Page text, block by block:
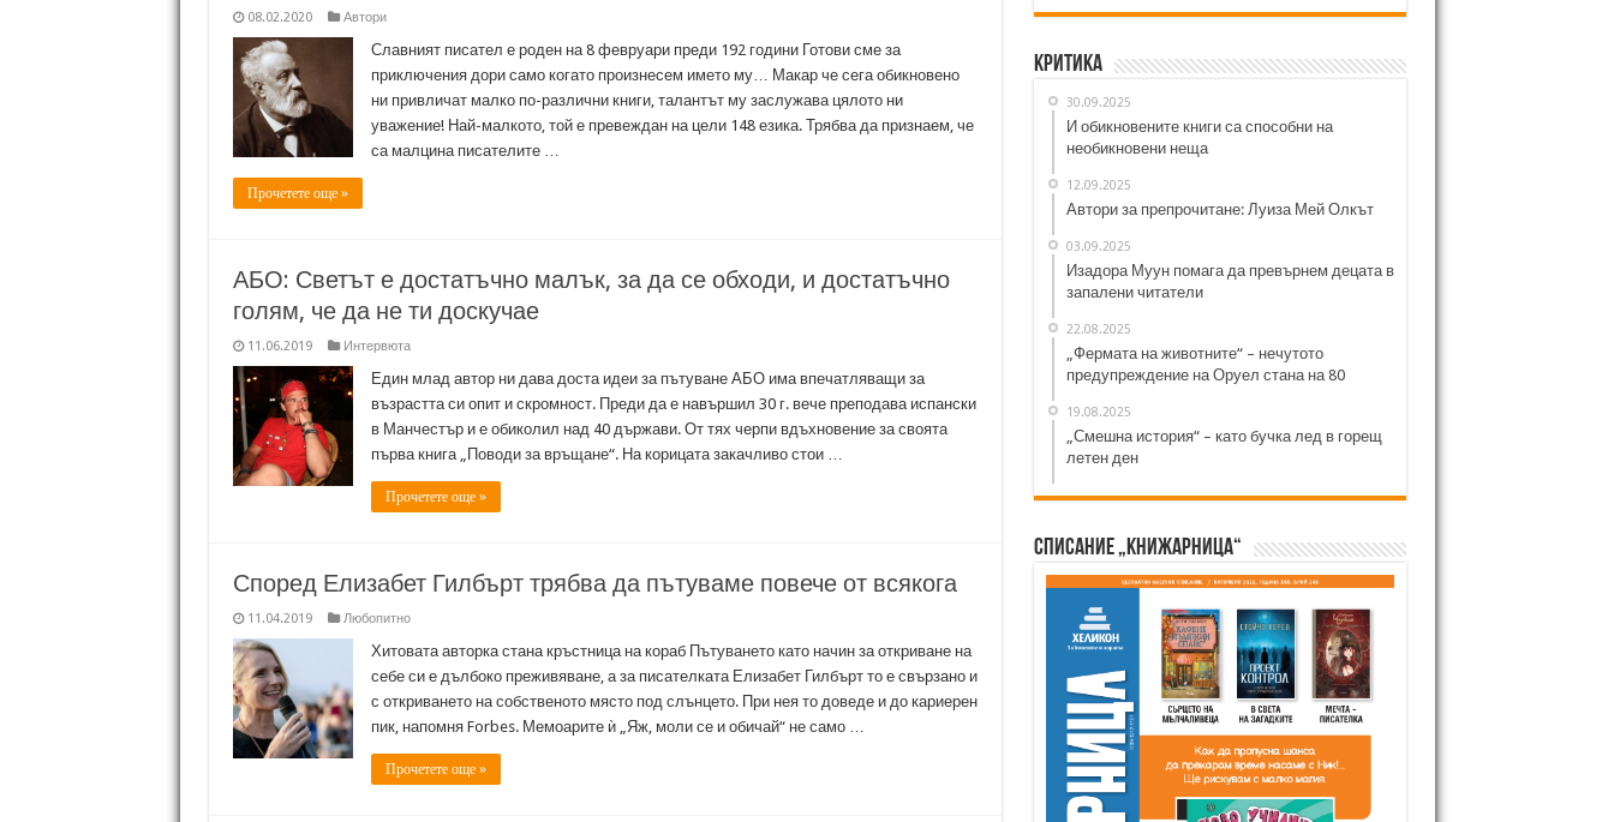
08.02.2020 Автори
Славният писател е роден на 8 февруари преди 192 години Готови сме за
приключения дори само когато произнесем името му… Макар че сега обикновено
ни привличат малко по-различни книги, талантът му заслужава цялото ни
уважение! Най-малкото, той е превеждан на цели 148 езика. Трябва да признаем, че
са малцина писателите …
Прочетете още »
АБО: Светът е достатъчно малък, за да се обходи, и достатъчно
голям, че да не ти доскучае
11.06.2019 Интервюта
Един млад автор ни дава доста идеи за пътуване АБО има впечатляващи за
възрастта си опит и скромност. Преди да е навършил 30 г. вече преподава испански
в Манчестър и е обиколил над 40 държави. От тях черпи вдъхновение за своята
първа книга „Поводи за връщане“. На корицата закачливо стои …
Прочетете още »
Според Елизабет Гилбърт трябва да пътуваме повече от всякога
11.04.2019 Любопитно
Хитовата авторка стана кръстница на кораб Пътуването като начин за откриване на
себе си е дълбоко преживяване, а за писателката Елизабет Гилбърт то е свързано и
с откриването на собственото място под слънцето. При нея то доведе и до кариерен
пик, напомня Forbes. Мемоарите ѝ „Яж, моли се и обичай“ не само …
Прочетете още »
Критика
30.09.2025
И обикновените книги са способни на
необикновени неща
12.09.2025
Автори за препрочитане: Луиза Мей Олкът
03.09.2025
Изадора Муун помага да превърнем децата в
запалени читатели
22.08.2025
„Фермата на животните“ – нечутото
предупреждение на Оруел стана на 80
19.08.2025
„Смешна история“ – като бучка лед в горещ
летен ден
Списание „Книжарница“